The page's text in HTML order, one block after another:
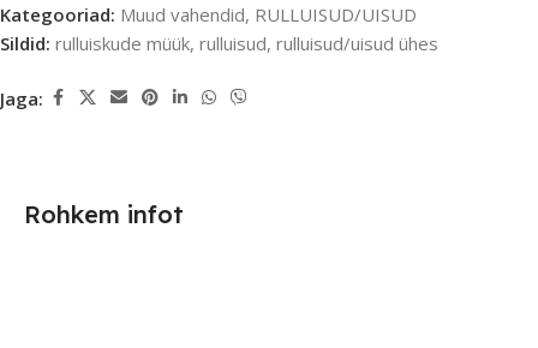
Kategooriad: Muud vahendid, RULLUISUD/UISUD
Sildid: rulluiskude müük, rulluisud, rulluisud/uisud ühes
Jaga:
Rohkem infot